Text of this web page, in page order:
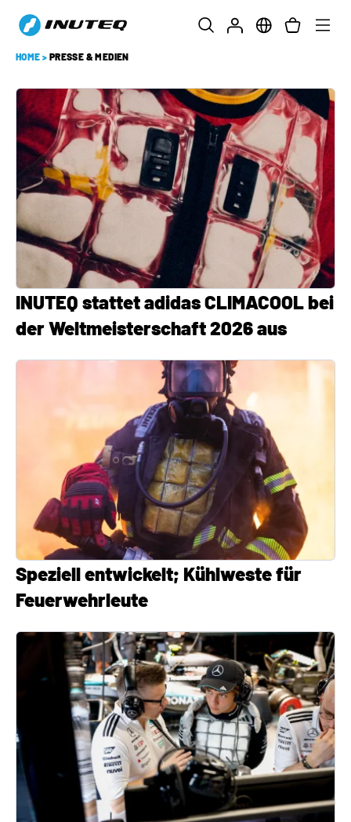
HOME > PRESSE & MEDIEN
INUTEQ stattet adidas CLIMACOOL bei
der Weltmeisterschaft 2026 aus
Speziell entwickelt; Kühlweste für
Feuerwehrleute